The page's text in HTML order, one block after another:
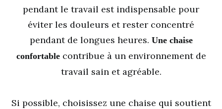
pendant le travail est indispensable pour
éviter les douleurs et rester concentré
pendant de longues heures. Une chaise
confortablecontribue à un environnement de
travail sain et agréable.
Si possible, choisissez une chaise qui soutient